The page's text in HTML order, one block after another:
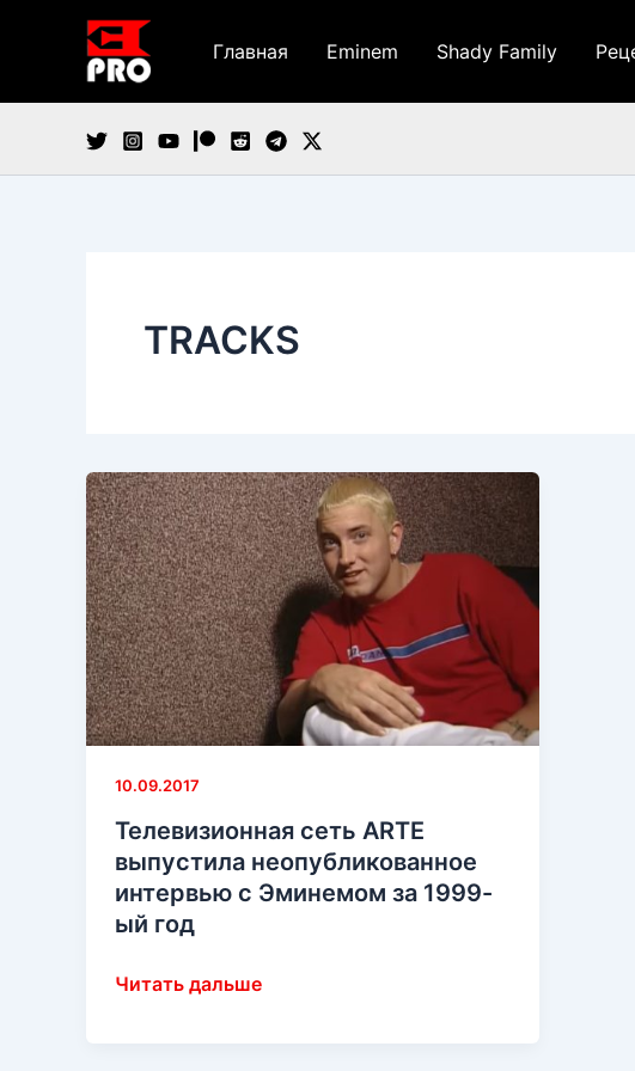
содержимому
Главная Eminem Shady Family
TRACKS
10.09.2017
Телевизионная сеть ARTE
выпустила неопубликованное
интервью с Эминемом за 1999-
ый год
Телевизионная
Читать дальше